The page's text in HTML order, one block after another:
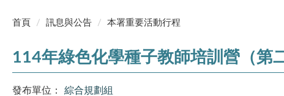
首頁 訊息與公告 本署重要活動行程
114年綠色化學種子教師培訓營（第
發布單位： 綜合規劃組